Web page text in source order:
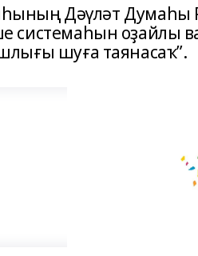
Дəүлəт Думаһы
системаһын оҙайлы
шуға таянасаҡ”.